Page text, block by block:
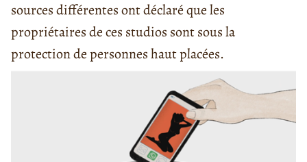
sources différentes ont déclaré que les
propriétaires de ces studios sont sous la
protection de personnes haut placées.